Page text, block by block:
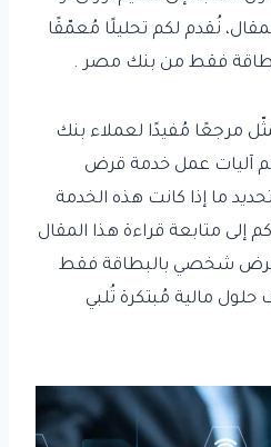
نُقدم لكم تحليلًا مُعمّقًا
فقط من بنك مصر .
مرجعًا مُفيدًا لعملاء بنك
آليات عمل خدمة قرض
ما إذا كانت هذه الخدمة
إلى متابعة قراءة هذا المقال
قرض شخصي بالبطاقة فقط
مالية مُبتكرة تُلبي